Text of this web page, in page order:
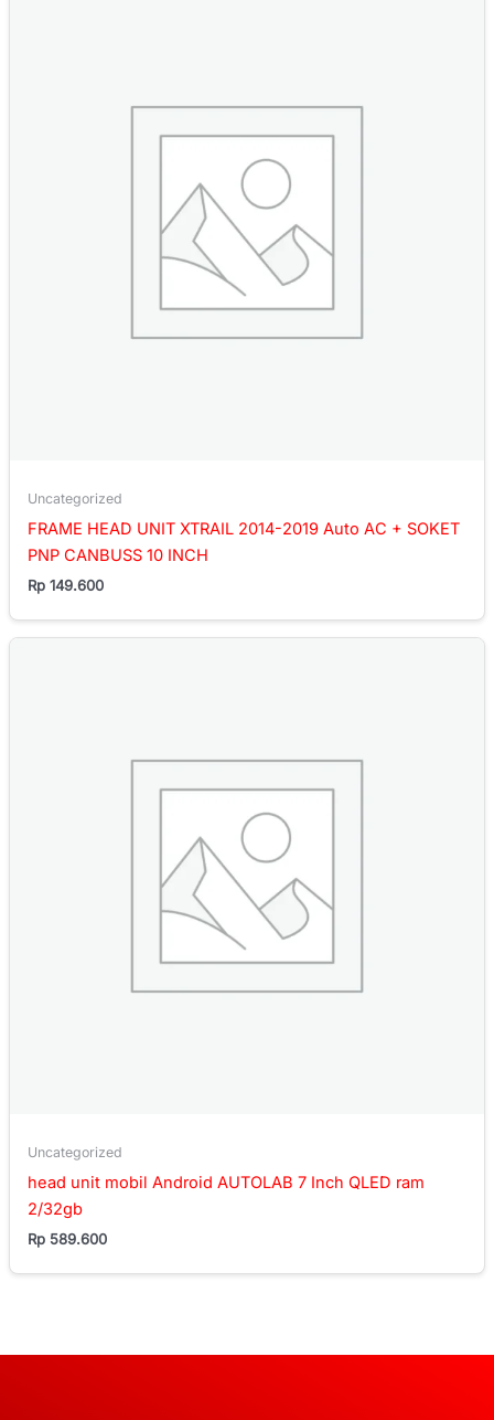
Uncategorized
FRAME HEAD UNIT XTRAIL 2014-2019 Auto AC + SOKET
PNP CANBUSS 10 INCH
Rp 149.600
Uncategorized
head unit mobil Android AUTOLAB 7 Inch QLED ram
2/32gb
Rp 589.600